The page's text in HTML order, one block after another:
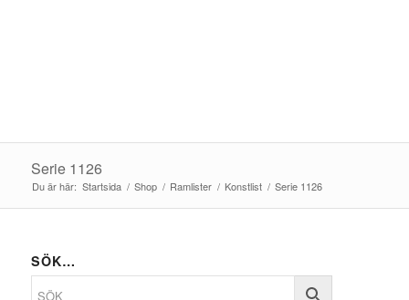
Serie 1126
Du är här: Startsida / Shop / Ramlister / Konstlist / Serie 1126
SÖK…